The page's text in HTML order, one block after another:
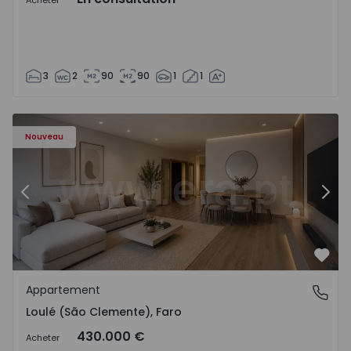
3 2 90 90 1 1
Nouveau
Précédent
Loulé (São Clemente), Faro
Appartement
Loulé (São Clemente), Faro
Acheter 430.000 €